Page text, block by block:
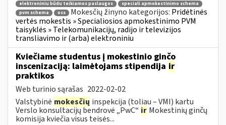
elektroniniu būdu teikiamos paslaugos
speciali apmokestinimo schema
pvm schema
oss Mokesčių žinyno kategorijos: Pridėtinės
vertės mokestis » Specialiosios apmokestinimo PVM
taisyklės » Telekomunikacijų, radijo ir televizijos
transliavimo ir (arba) elektroniniu
Kviečiame studentus į mokestinio ginčo
inscenizaciją: laimėtojams stipendija ir
praktikos
Web turinio sąrašas 2022-02-02
Valstybinė mokesčių inspekcija (toliau – VMI) kartu
Verslo konsultacijų bendrovė „PwC“ ir Mokestinių ginčų
komisija kviečia visus teisės...